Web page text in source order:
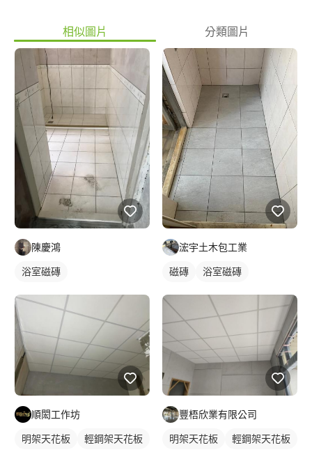
相似圖片 分類圖片
陳慶鴻
浴室磁磚
順閎工作坊
明架天花板 輕鋼架天花板
浤宇土木包工業
磁磚 浴室磁磚
豐梧欣業有限公司
明架天花板 輕鋼架天花板